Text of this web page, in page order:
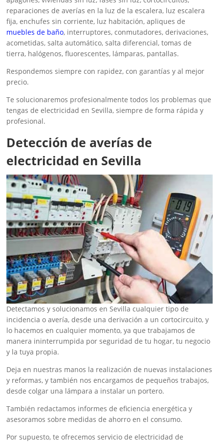
reparaciones de averías en la luz de la escalera, luz escalera
fija, enchufes sin corriente, luz habitación, apliques de
muebles de baño, interruptores, conmutadores, derivaciones,
acometidas, salta automático, salta diferencial, tomas de
tierra, halógenos, fluorescentes, lámparas, pantallas.
Respondemos siempre con rapidez, con garantías y al mejor
precio.
Te solucionaremos profesionalmente todos los problemas que
tengas de electricidad en Sevilla, siempre de forma rápida y
profesional.
Detección de averías de
electricidad en Sevilla
Detectamos y solucionamos en Sevilla cualquier tipo de
incidencia o avería, desde una derivación a un cortocircuito, y
lo hacemos en cualquier momento, ya que trabajamos de
manera ininterrumpida por seguridad de tu hogar, tu negocio
y la tuya propia.
Deja en nuestras manos la realización de nuevas instalaciones
y reformas, y también nos encargamos de pequeños trabajos,
desde colgar una lámpara a instalar un portero.
También redactamos informes de eficiencia energética y
asesoramos sobre medidas de ahorro en el consumo.
Por supuesto, te ofrecemos servicio de electricidad de